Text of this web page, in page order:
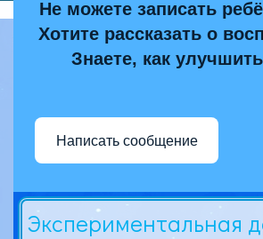
Не можете записать
Хотите рассказать о
Знаете, как
Написать сообщение
Экспериментальная